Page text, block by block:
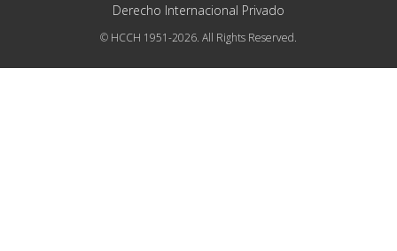
Derecho Internacional Privado
© HCCH 1951-2026. All Rights Reserved.